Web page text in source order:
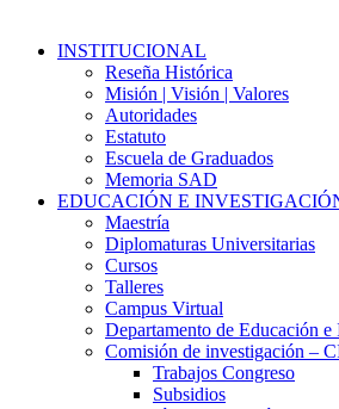
Close
INSTITUCIONAL
Reseña Histórica
Misión | Visión | Valores
Autoridades
Estatuto
Escuela de Graduados
Memoria SAD
EDUCACIÓN E
Maestría
Diplomaturas Universitarias
Cursos
Talleres
Campus Virtual
Departamento de Educación e
Comisión de investigación –
Trabajos Congreso
Subsidios